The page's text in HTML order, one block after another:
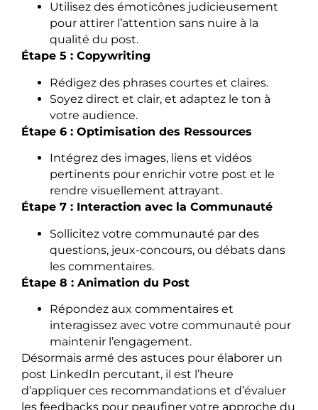
Utilisez des émoticônes judicieusement
pour attirer l’attention sans nuire à la
qualité du post.
Étape 5 : Copywriting
Rédigez des phrases courtes et claires.
Soyez direct et clair, et adaptez le ton à
votre audience.
Étape 6 : Optimisation des Ressources
Intégrez des images, liens et vidéos
pertinents pour enrichir votre post et le
rendre visuellement attrayant.
Étape 7 : Interaction avec la Communauté
Sollicitez votre communauté par des
questions, jeux-concours, ou débats dans
les commentaires.
Étape 8 : Animation du Post
Répondez aux commentaires et
interagissez avec votre communauté pour
maintenir l’engagement.
Désormais armé des astuces pour élaborer un
post LinkedIn percutant, il est l’heure
d’appliquer ces recommandations et d’évaluer
les feedbacks pour peaufiner votre approche du